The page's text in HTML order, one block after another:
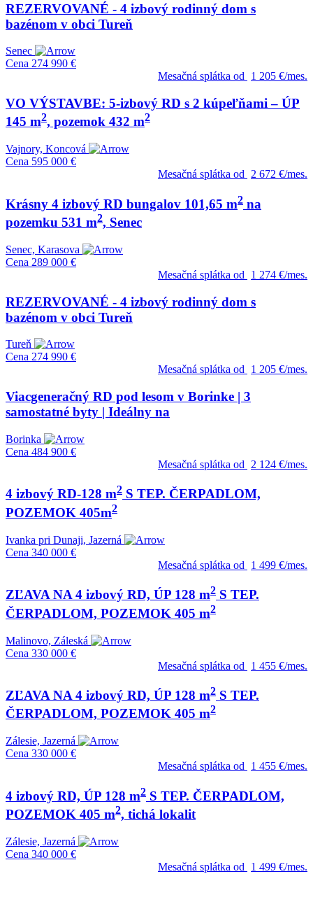
REZERVOVANÉ - 4 izbový rodinný dom s
bazénom v obci Tureň
Senec
Cena 274 990 €
Mesačná splátka od
1 205 €/mes.
VO VÝSTAVBE: 5-izbový RD s 2 kúpeľňami – ÚP
145 m2, pozemok 432 m2
Vajnory, Koncová
Cena 595 000 €
Mesačná splátka od
2 672 €/mes.
Krásny 4 izbový RD bungalov 101,65 m2 na
pozemku 531 m2, Senec
Senec, Karasova
Cena 289 000 €
Mesačná splátka od
1 274 €/mes.
REZERVOVANÉ - 4 izbový rodinný dom s
bazénom v obci Tureň
Tureň
Cena 274 990 €
Mesačná splátka od
1 205 €/mes.
Viacgeneračný RD pod lesom v Borinke | 3
samostatné byty | Ideálny na
Borinka
Cena 484 900 €
Mesačná splátka od
2 124 €/mes.
4 izbový RD-128 m2 S TEP. ČERPADLOM,
POZEMOK 405m2
Ivanka pri Dunaji, Jazerná
Cena 340 000 €
Mesačná splátka od
1 499 €/mes.
ZĽAVA NA 4 izbový RD, ÚP 128 m2 S TEP.
ČERPADLOM, POZEMOK 405 m2
Malinovo, Záleská
Cena 330 000 €
Mesačná splátka od
1 455 €/mes.
ZĽAVA NA 4 izbový RD, ÚP 128 m2 S TEP.
ČERPADLOM, POZEMOK 405 m2
Zálesie, Jazerná
Cena 330 000 €
Mesačná splátka od 1 455 €/mes.
4 izbový RD, ÚP 128 m2 S TEP. ČERPADLOM,
POZEMOK 405 m2, tichá lokalit
Zálesie, Jazerná
Cena 340 000 €
Mesačná splátka od
1 499 €/mes.